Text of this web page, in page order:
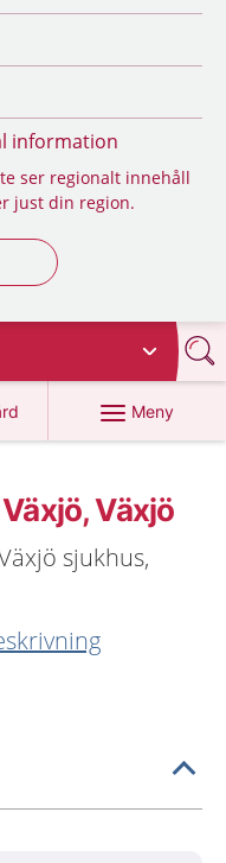
information
ser regionalt innehåll
just din region.
Meny
Växjö
sjukhus,